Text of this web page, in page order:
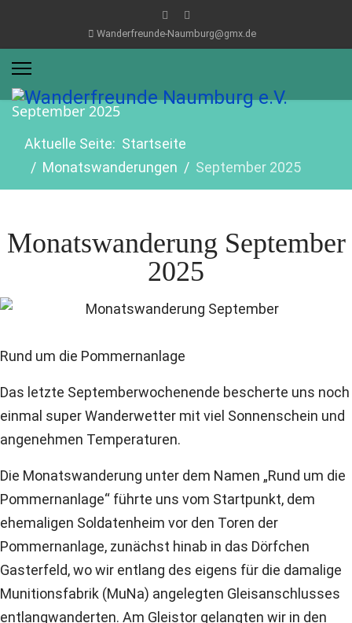
Wanderfreunde-Naumburg@gmx.de
September 2025
Aktuelle Seite: Startseite
Monatswanderungen
September 2025
Monatswanderung September
2025
Rund um die Pommernanlage
Das letzte Septemberwochenende bescherte uns noch
einmal super Wanderwetter mit viel Sonnenschein und
angenehmen Temperaturen.
Die Monatswanderung unter dem Namen „Rund um die
Pommernanlage“ führte uns vom Startpunkt, dem
ehemaligen Soldatenheim vor den Toren der
Pommernanlage, zunächst hinab in das Dörfchen
Gasterfeld, wo wir entlang des eigens für die damalige
Munitionsfabrik (MuNa) angelegten Gleisanschlusses
entlangwanderten. Am Gleistor gelangten wir in den